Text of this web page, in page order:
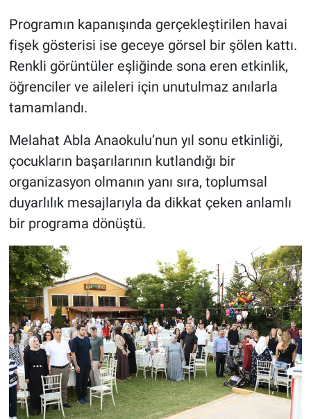
Programın kapanışında gerçekleştirilen havai
fişek gösterisi ise geceye görsel bir şölen kattı.
Renkli görüntüler eşliğinde sona eren etkinlik,
öğrenciler ve aileleri için unutulmaz anılarla
tamamlandı.
Melahat Abla Anaokulu’nun yıl sonu etkinliği,
çocukların başarılarının kutlandığı bir
organizasyon olmanın yanı sıra, toplumsal
duyarlılık mesajlarıyla da dikkat çeken anlamlı
bir programa dönüştü.